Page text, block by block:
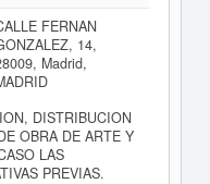
FERNAN
14,
Madrid,
DISTRIBUCION
OBRA DE ARTE Y
LAS
PREVIAS.